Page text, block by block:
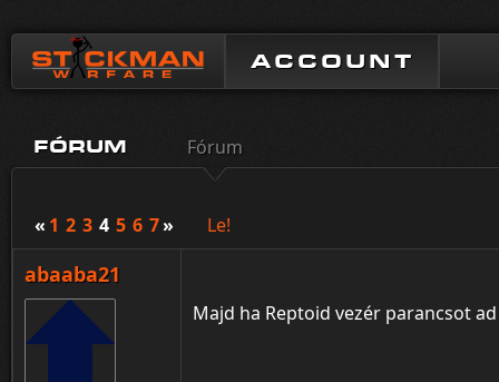
ACCOUNT
FÓRUM Fórum
« 1 2 3 4 5 6 7» Le!
abaaba21
Majd ha Reptoid vezér parancsot